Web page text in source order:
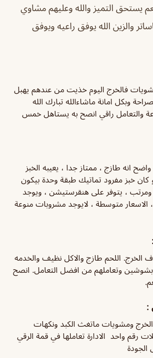
يستحق التميز والله وعليهم مشاوي
والزين الله يوفق راعيه ويوفق
فالخرج اليوم خذيت من عندهم يهبل
وبكل امانة ماشاءالله تبارك الله
والتعامل راقي انصح به يستاهل خمس
واضح انه طازج ، ممتاز جدا ، يعيبه الخبز
خبز مفرود تماتيك طبقة وحدة بيكون
، يتوفر على هنقرستيشن ، ويوجد
، الاسعار متوسطة ، لايوجد مشروبات منوعة
اللحم طازج والاكل نظيف والخدمه
وتعاملهم من افضل التعامل. انصح
:
ومشويات ماتغث الكبد ونكهات
رقم واحد الادارة تعاملها في قمة الرقي
الجودة